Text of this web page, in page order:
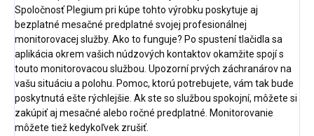
Spoločnosť Plegium pri kúpe tohto výrobku poskytuje aj
bezplatné mesačné predplatné svojej profesionálnej
monitorovacej služby. Ako to funguje? Po spustení tlačidla sa
aplikácia okrem vašich núdzových kontaktov okamžite spojí s
touto monitorovacou službou. Upozorní prvých záchranárov na
vašu situáciu a polohu. Pomoc, ktorú potrebujete, vám tak bude
poskytnutá ešte rýchlejšie. Ak ste so službou spokojní, môžete si
zakúpiť aj mesačné alebo ročné predplatné. Monitorovanie
môžete tiež kedykoľvek zrušiť.